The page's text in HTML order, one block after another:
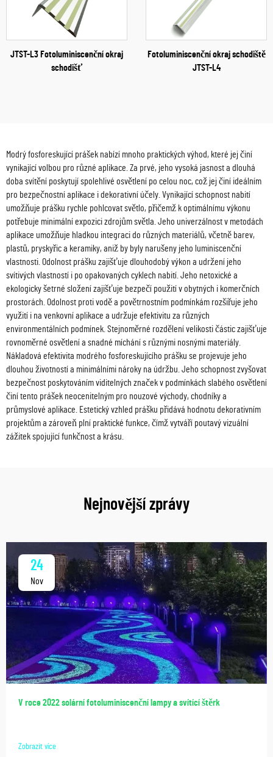
JTST-L3 Fotoluminiscenční okraj
schodišť
Fotoluminiscenční okraj schodiště
JTST-L4
Modrý fosforeskující prášek nabízí mnoho praktických výhod, které jej činí
vynikající volbou pro různé aplikace. Za prvé, jeho vysoká jasnost a dlouhá
doba svítění poskytují spolehlivé osvětlení po celou noc, což jej činí ideálním
pro bezpečnostní aplikace i dekorativní účely. Vynikající schopnost nabití
umožňuje prášku rychle pohlcovat světlo, přičemž k optimálnímu výkonu
potřebuje minimální expozici zdrojům světla. Jeho univerzálnost v metodách
aplikace umožňuje hladkou integraci do různých materiálů, včetně barev,
plastů, pryskyřic a keramiky, aniž by byly narušeny jeho luminiscenční
vlastnosti. Odolnost prášku zajišťuje dlouhodobý výkon a udržení jeho
svítivých vlastností i po opakovaných cyklech nabití. Jeho netoxické a
ekologicky šetrné složení zajišťuje bezpečí použití v obytných i komerčních
prostorách. Odolnost proti vodě a povětrnostním podmínkám rozšiřuje jeho
využití i na venkovní aplikace a udržuje efektivitu za různých
environmentálních podmínek. Stejnoměrné rozdělení velikosti částic zajišťuje
rovnoměrné osvětlení a snadné míchání s různými nosnými materiály.
Nákladová efektivita modrého fosforeskujícího prášku se projevuje jeho
dlouhou životností a minimálními nároky na údržbu. Jeho schopnost zvyšovat
bezpečnost poskytováním viditelných značek v podmínkách slabého osvětlení
činí tento prášek neocenitelným pro nouzové východy, chodníky a
průmyslové aplikace. Estetický vzhled prášku přidává hodnotu dekorativním
projektům a zároveň plní praktické funkce, čímž vytváří poutavý vizuální
zážitek spojující funkčnost a krásu.
Nejnovější zprávy
24
Nov
V roce 2022 solární fotoluminiscenční lampy a svítící štěrk
Zobrazit více